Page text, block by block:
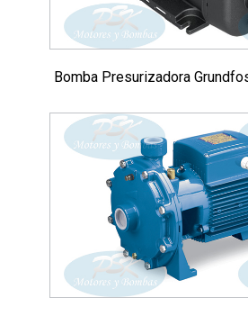
Bomba Presurizadora